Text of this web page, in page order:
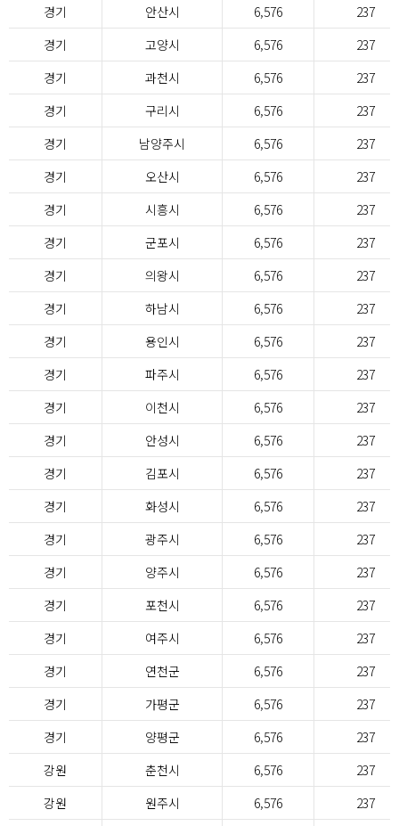
경기
안산시 6,576
237
경기
고양시 6,576
237
경기
과천시 6,576
237
경기
구리시 6,576
237
경기
남양주시 6,576
237
경기
오산시 6,576
237
경기
시흥시 6,576
237
경기
군포시 6,576
237
경기
의왕시 6,576
237
경기
하남시 6,576
237
경기
용인시 6,576
237
경기
파주시 6,576
237
경기
이천시 6,576
237
경기
안성시 6,576
237
경기
김포시 6,576
237
경기
화성시 6,576
237
경기
광주시 6,576
237
경기
양주시 6,576
237
경기
포천시 6,576
237
경기
여주시 6,576
237
경기
연천군 6,576
237
경기
가평군 6,576
237
경기
양평군 6,576
237
강원
춘천시 6,576
237
강원
원주시 6,576
237